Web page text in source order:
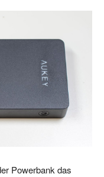
Powerbank das